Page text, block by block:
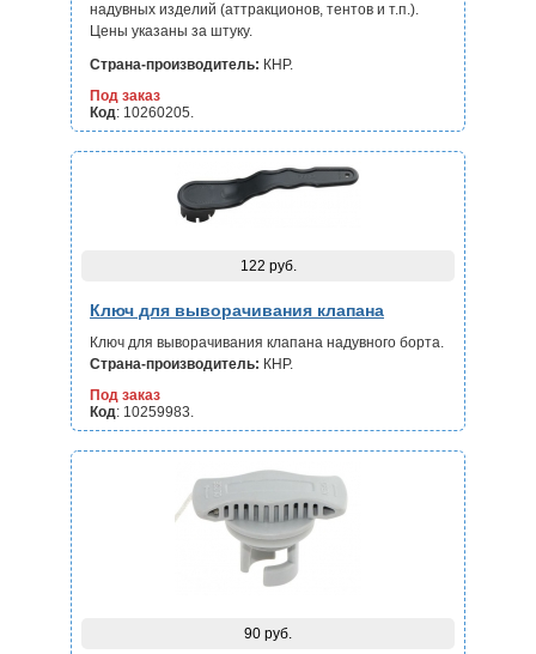
надувных изделий (аттракционов, тентов и т.п.).
Цены указаны за штуку.
Страна-производитель: КНР.
Под заказ
Код: 10260205.
Ключ для выворачивания клапана
Ключ для выворачивания клапана надувного борта.
Страна-производитель: КНР.
Под заказ
Код: 10259983.
122 руб.
90 руб.